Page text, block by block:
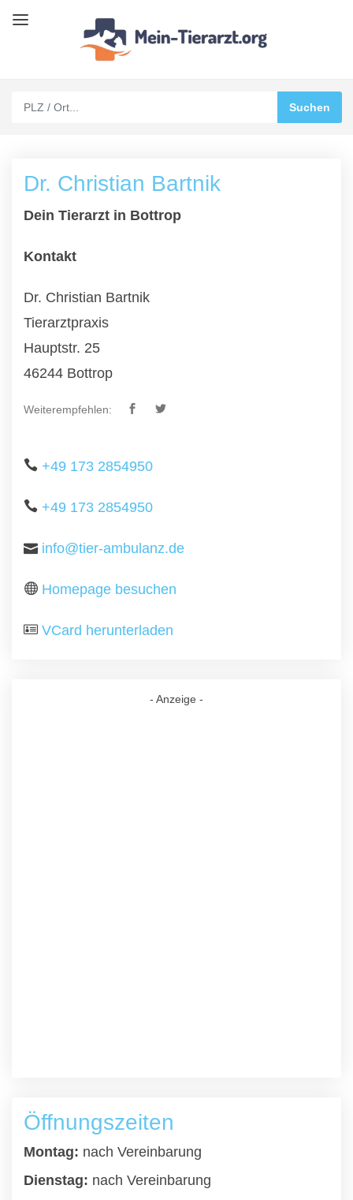
Dr. Christian Bartnik
Dein Tierarzt in Bottrop
Kontakt
Dr. Christian Bartnik
Tierarztpraxis
Hauptstr. 25
46244 Bottrop
Weiterempfehlen:
+49 173 2854950
+49 173 2854950
info@tier-ambulanz.de
Homepage besuchen
VCard herunterladen
- Anzeige -
Öffnungszeiten
Montag: nach Vereinbarung
Dienstag: nach Vereinbarung